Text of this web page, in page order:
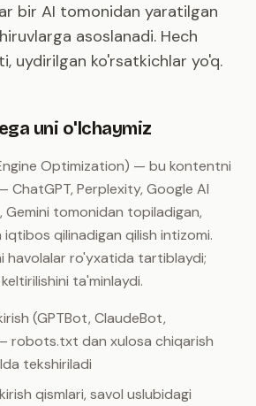
bir AI tomonidan yaratilgan
asoslanadi. Hech
uydirilgan ko'rsatkichlar yo'q.
uni o'lchaymiz
Optimization) — bu kontentni
ChatGPT, Perplexity, Google AI
Gemini tomonidan topiladigan,
iqtibos qilinadigan qilish intizomi.
havolalar ro'yxatida tartiblaydi;
ta'minlaydi.
(GPTBot, ClaudeBot,
robots.txt dan xulosa chiqarish
tekshiriladi
qismlari, savol uslubidagi